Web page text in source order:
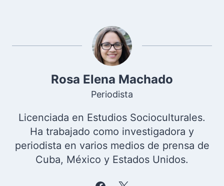
Rosa Elena Machado
Periodista
Licenciada en Estudios Socioculturales.
Ha trabajado como investigadora y
periodista en varios medios de prensa de
Cuba, México y Estados Unidos.